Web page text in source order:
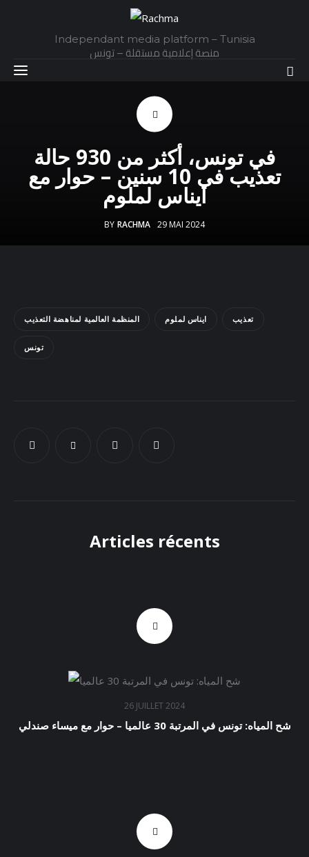
Independant media platform – Tunisia
منصة إعلامية مستقلة – تونس
في تونس، أكثر من 930 حالة
تعذيب في 10 سنين – حوار مع
ايناس لملوم
BY RACHMA 29 MAI 2024
المنظمة العالمية لمناهضة التعذيب ايناس لملوم تعذيب
تونس
Articles récents
26 JUILLET 2024
شح المياه: تونس في المرتبة 30 عالميا – حوار مع ميساء صندلي